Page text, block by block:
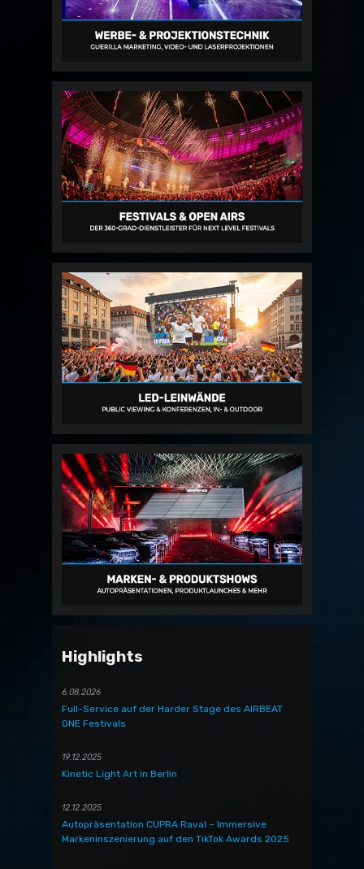
Highlights
6.08.2026
Full-Service auf der Harder Stage des AIRBEAT
ONE Festivals
19.12.2025
Kinetic Light Art in Berlin
12.12.2025
Autopräsentation CUPRA Raval – Immersive
Markeninszenierung auf den TikTok Awards 2025